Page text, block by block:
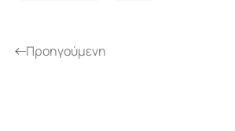
Προηγούμενη